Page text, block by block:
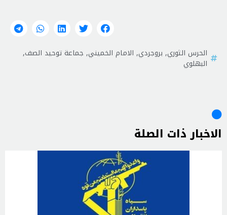
الحرس الثوري, بروجردي, الامام الخميني, جماعة توحيد الصف,
البهلوي
الاخبار ذات الصلة